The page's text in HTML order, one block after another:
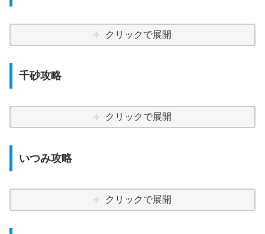
クリックで展開
千砂攻略
クリックで展開
いつみ攻略
クリックで展開